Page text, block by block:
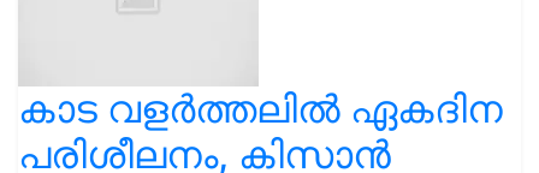
കാട വളര്‍ത്തലിൽ ഏകദിന
പരിശീലനം, കിസാൻ